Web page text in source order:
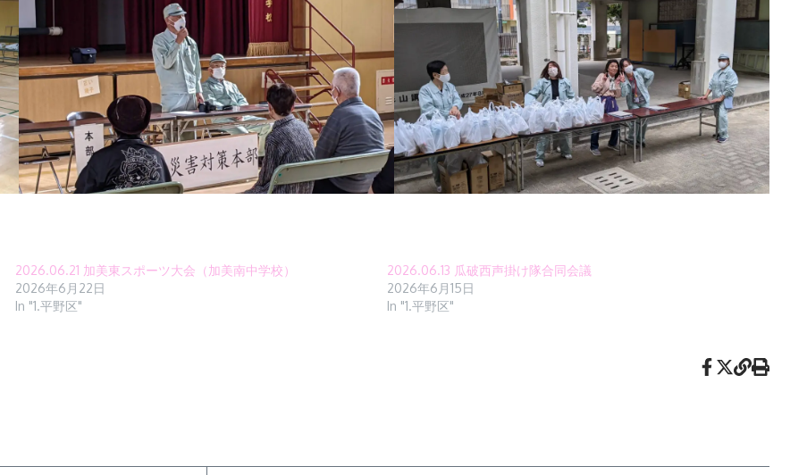
2026.06.21 加美東スポーツ大会（加美南中学校）
2026年6月22日
In "1.平野区"
2026.06.13 瓜破西声掛け隊合同会議
2026年6月15日
In "1.平野区"